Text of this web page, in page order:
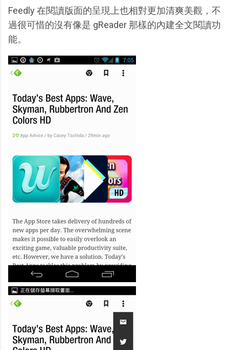
Feedly 在閱讀版面的呈現上也相對更加清爽美觀，不
過很可惜的沒有像是 gReader 那樣的內建全文閱讀功
能。